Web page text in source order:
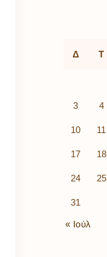
Δ Τ
3 4
10 11
17 18
24 25
31
« Ιούλ